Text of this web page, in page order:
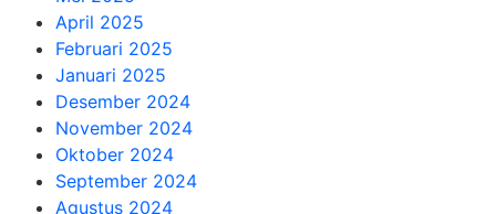
April 2025
Februari 2025
Januari 2025
Desember 2024
November 2024
Oktober 2024
September 2024
Agustus 2024